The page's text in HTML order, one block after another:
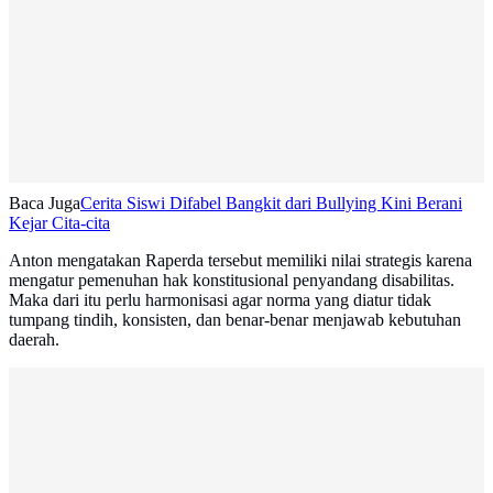
Baca JugaCerita Siswi Difabel Bangkit dari Bullying Kini Berani
Kejar Cita-cita
Anton mengatakan Raperda tersebut memiliki nilai strategis karena
mengatur pemenuhan hak konstitusional penyandang disabilitas.
Maka dari itu perlu harmonisasi agar norma yang diatur tidak
tumpang tindih, konsisten, dan benar-benar menjawab kebutuhan
daerah.